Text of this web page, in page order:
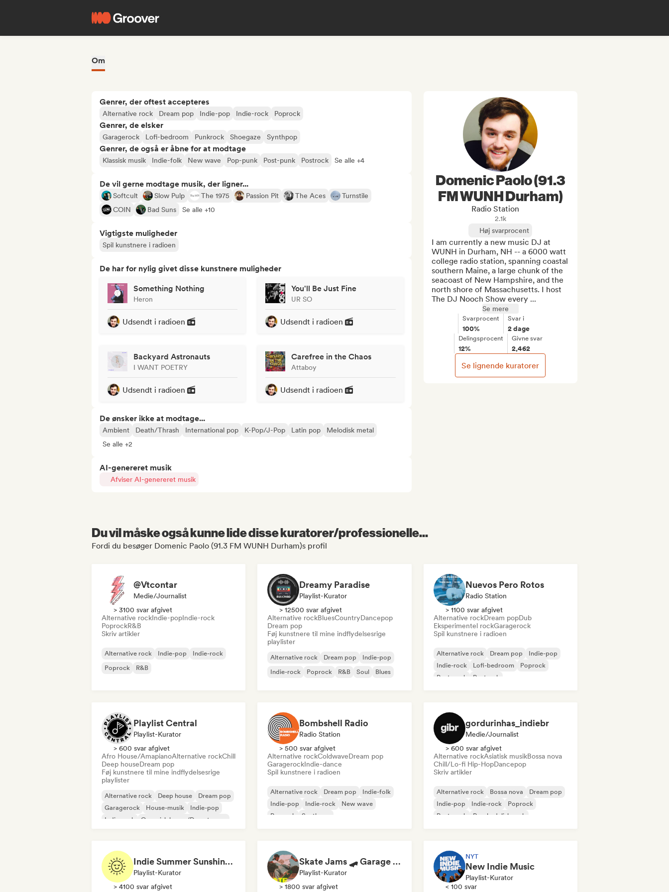
Om
Genrer, der oftest accepteres
Alternative rock Dream pop Indie-pop Indie-rock Poprock
Genrer, de elsker
Garagerock Lofi-bedroom Punkrock Shoegaze Synthpop
Genrer, de også er åbne for at modtage
Klassisk musik Indie-folk New wave Pop-punk Post-punk Postrock Se alle +4
De vil gerne modtage musik, der ligner...
Softcult Slow Pulp The 1975 Passion Pit The Aces
Turnstile
COIN
Bad Suns Se alle +10
Vigtigste muligheder
Spil kunstnere i radioen
De har for nylig givet disse kunstnere muligheder
Something Nothing
Heron
Udsendt i radioen
You'll Be Just Fine
UR SO
Udsendt i radioen
Backyard Astronauts
I WANT POETRY
Udsendt i radioen
Carefree in the Chaos
Attaboy
Udsendt i radioen
De ønsker ikke at modtage...
Ambient Death/Thrash International pop K-Pop/J-Pop Latin pop
Melodisk metal
Se alle +2
AI-genereret musik
Afviser AI-genereret musik
Domenic Paolo (91.3
FM WUNH Durham)
Radio Station
2.1k
Høj svarprocent
I am currently a new music DJ at
WUNH in Durham, NH -- a 6000 watt
college radio station, spanning coastal
southern Maine, a large chunk of the
seacoast of New Hampshire, and the
north shore of Massachusetts. I host
The DJ Nooch Show every ...
Se mere
Svarprocent
100%
Svar i
2 dage
Delingsprocent
12%
Givne svar
2,462
Se lignende kuratorer
Du vil måske også kunne lide disse kuratorer/professionelle...
Fordi du besøger Domenic Paolo (91.3 FM WUNH Durham)s profil
@Vtcontar
Medie/journalist
> 3100 svar afgivet
Alternative rockIndie-popIndie-rock
PoprockR&B
Skriv artikler
Alternative rock Indie-pop
Indie-rock
Poprock
R&B
Dreamy Paradise
Playlist-Kurator
> 12500 svar afgivet
Alternative rockBluesCountryDancepop
Dream pop
Føj kunstnere til mine indflydelsesrige
playlister
Alternative rock Dream pop
Indie-pop
Indie-rock
Poprock R&B Soul Blues
Nuevos Pero Rotos
Radio Station
> 1100 svar afgivet
Alternative rockDream popDub
Eksperimentel rockGaragerock
Spil kunstnere i radioen
Alternative rock Dream pop
Indie-pop
Indie-rock
Lofi-bedroom
Poprock
Post-punk
Postrock
Playlist Central
Playlist-Kurator
> 600 svar afgivet
Afro House/AmapianoAlternative rockChill
Deep houseDream pop
Føj kunstnere til mine indflydelsesrige
playlister
Alternative rock Deep house
Dream pop
Garagerock
House-musik
Indie-pop
Indie-rock
Organisk house/Downtempo
Bombshell Radio
Radio Station
> 500 svar afgivet
Alternative rockColdwaveDream pop
GaragerockIndie-dance
Spil kunstnere i radioen
Alternative rock Dream pop
Indie-folk
Indie-pop
Indie-rock
New wave
Poprock
Synthpop
gordurinhas_indiebr
Medie/journalist
> 600 svar afgivet
Alternative rockAsiatisk musikBossa nova
Chill/Lo-fi Hip-HopDancepop
Skriv artikler
Alternative rock Bossa nova
Dream pop
Indie-pop
Indie-rock
Poprock
Post-punk
Psychedelisk rock
Indie Summer Sunshine (by Indie Idiots)
Playlist-Kurator
> 4100 svar afgivet
Skate Jams 🛹 Garage Rock, Surf Rock & Neo-Psych
Playlist-Kurator
> 1800 svar afgivet
NYT
New Indie Music
Playlist-Kurator
< 100 svar